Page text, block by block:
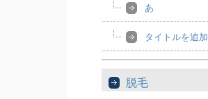
あ
タイトルを追加
脱毛